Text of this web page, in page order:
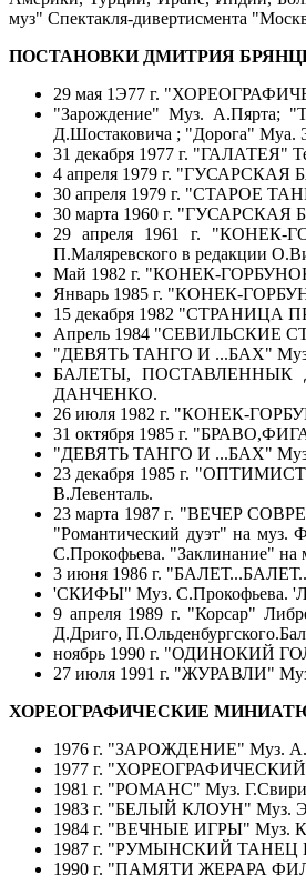
муз" Спектакля-дивертисмента
ПОСТАНОВКИ ДМИТРИЯ
29 мая 1Э77 г.
"Зарождение" Муз. А.Пярта;
Д.Шостаковича ; "Дорога" Муа.
31 декабря 1977 г. "ГАЛАТЕЯ"
4 апреля 1979 г. "ГУСАРСКАЯ
30 апреля 1979 г. "СТАРОЕ
30 марта 1960 г. "ГУСАРСКАЯ
29 апреля 1961 г. "КОНЕК-
П.Маляревского в редакции
Май 1982 г. "КОНЕК-ГОРБУНОК"
Январь 1985 г. "КОНЕК-
15 декабря 1982 "СТРАНИЦА
Апрель 1984 "СЕВИЛЬСКИЕ
"ДЕВЯТЬ ТАНГО И ...БАХ" Муз.
БАЛЕТЫ,
ДАНЧЕНКО.
26 июля 1982 г. "КОНЕК-
31 октября 1985 г.
"ДЕВЯТЬ ТАНГО И ...БАХ" Муз.
23 декабря 1985 г.
В.Левенталь.
23 марта 1987 г. "ВЕЧЕР
"Романтический дуэт" на муз.
С.Прокофьева. "Заклинание" на
3 июня 1986 г.
'СКИФЫ" Муз. С.Прокофьева.
9 апреля 1989 г. "Корсар"
Д.Дриго,
ноябрь 1990 г. "ОДИНОКИЙ
27 июля 1991 г. "ЖУРАВЛИ"
ХОРЕОГРАФИЧЕСКИЕ
1976 г. "ЗАРОЖДЕНИЕ" Муз.
1977 г.
1981 г. "РОМАНС" Муз.
1983 г. "БЕЛЫЙ КЛОУН" Муз.
1984 г. "ВЕЧНЫЕ ИГРЫ" Муз.
1987 г. "РУМЫНСКИЙ
1990 г. "ПАМЯТИ ЖЕРАРА